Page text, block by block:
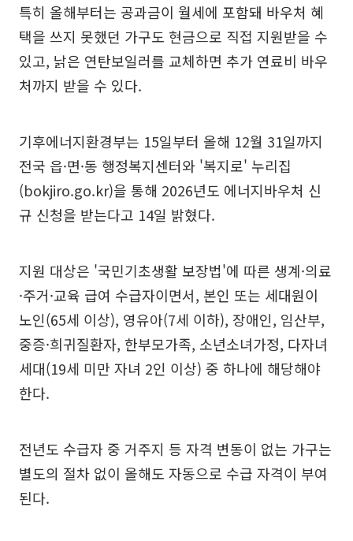
특히 올해부터는 공과금이 월세에 포함돼 바우처 혜
택을 쓰지 못했던 가구도 현금으로 직접 지원받을 수
있고, 낡은 연탄보일러를 교체하면 추가 연료비 바우
처까지 받을 수 있다.
기후에너지환경부는 15일부터 올해 12월 31일까지
전국 읍·면·동 행정복지센터와 '복지로' 누리집
(bokjiro.go.kr)을 통해 2026년도 에너지바우처 신
규 신청을 받는다고 14일 밝혔다.
지원 대상은 '국민기초생활 보장법'에 따른 생계·의료
·주거·교육 급여 수급자이면서, 본인 또는 세대원이
노인(65세 이상), 영유아(7세 이하), 장애인, 임산부,
중증·희귀질환자, 한부모가족, 소년소녀가정, 다자녀
세대(19세 미만 자녀 2인 이상) 중 하나에 해당해야
한다.
전년도 수급자 중 거주지 등 자격 변동이 없는 가구는
별도의 절차 없이 올해도 자동으로 수급 자격이 부여
된다.